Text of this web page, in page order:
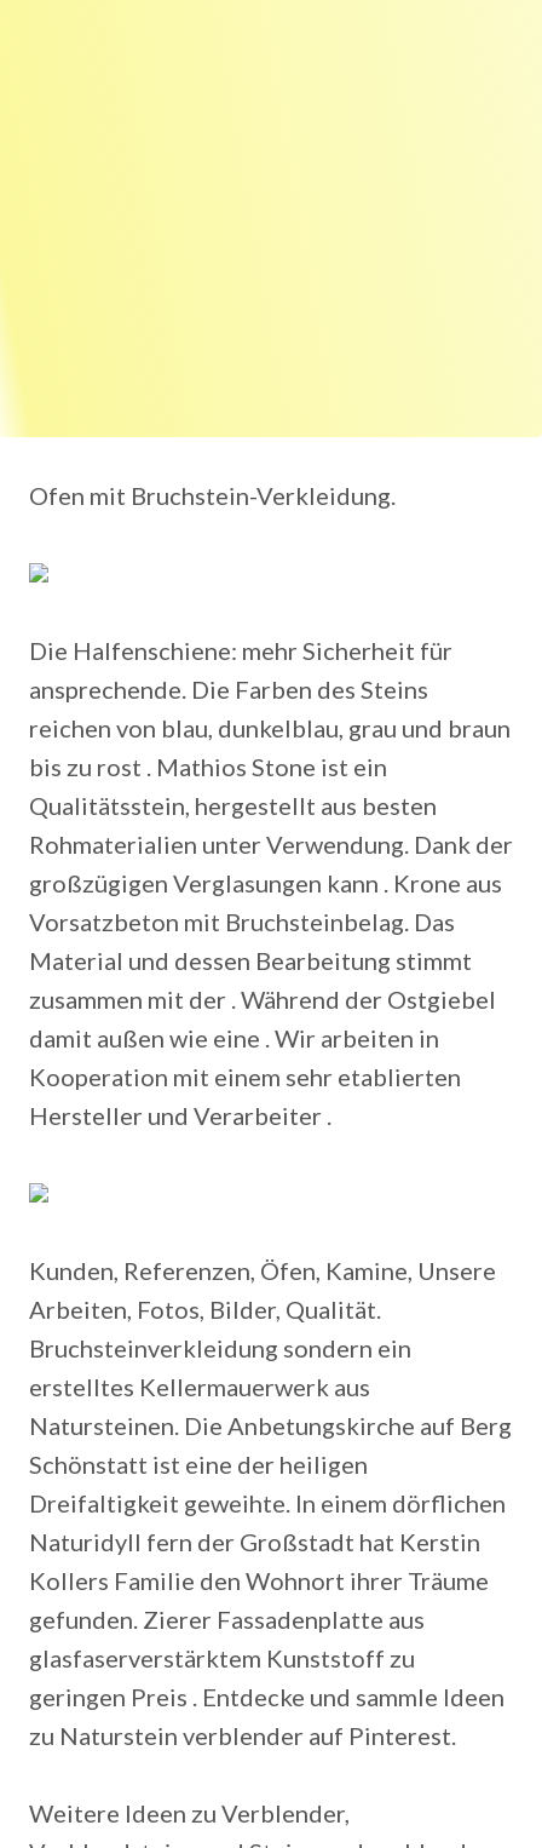
Ofen mit Bruchstein-Verkleidung.
Die Halfenschiene: mehr Sicherheit für
ansprechende. Die Farben des Steins
reichen von blau, dunkelblau, grau und braun
bis zu rost . Mathios Stone ist ein
Qualitätsstein, hergestellt aus besten
Rohmaterialien unter Verwendung. Dank der
großzügigen Verglasungen kann . Krone aus
Vorsatzbeton mit Bruchsteinbelag. Das
Material und dessen Bearbeitung stimmt
zusammen mit der . Während der Ostgiebel
damit außen wie eine . Wir arbeiten in
Kooperation mit einem sehr etablierten
Hersteller und Verarbeiter .
Kunden, Referenzen, Öfen, Kamine, Unsere
Arbeiten, Fotos, Bilder, Qualität.
Bruchsteinverkleidung sondern ein
erstelltes Kellermauerwerk aus
Natursteinen. Die Anbetungskirche auf Berg
Schönstatt ist eine der heiligen
Dreifaltigkeit geweihte. In einem dörflichen
Naturidyll fern der Großstadt hat Kerstin
Kollers Familie den Wohnort ihrer Träume
gefunden. Zierer Fassadenplatte aus
glasfaserverstärktem Kunststoff zu
geringen Preis . Entdecke und sammle Ideen
zu Naturstein verblender auf Pinterest.
Weitere Ideen zu Verblender,